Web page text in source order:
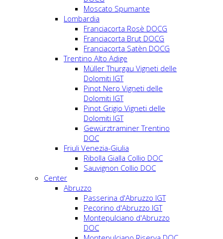
Moscato Spumante
Lombardia
Franciacorta Rosè DOCG
Franciacorta Brut DOCG
Franciacorta Satèn DOCG
Trentino Alto Adige
Müller Thurgau Vigneti delle
Dolomiti IGT
Pinot Nero Vigneti delle
Dolomiti IGT
Pinot Grigio Vigneti delle
Dolomiti IGT
Gewürztraminer Trentino
DOC
Friuli Venezia-Giulia
Ribolla Gialla Collio DOC
Sauvignon Collio DOC
Center
Abruzzo
Passerina d'Abruzzo IGT
Pecorino d'Abruzzo IGT
Montepulciano d'Abruzzo
DOC